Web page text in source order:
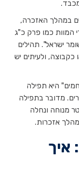
במהלך האזכרה,
המוות כמו פרק כ"ג
ישראל". תהילים
כקבוצה, ולעיתים יש
היא תפילה
מדובר בתפילה
מנוחה ונחלה
אזכרות.
איך